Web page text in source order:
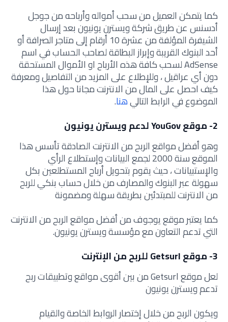
كما يتمكن العميل من سحب أمواله وأرباحه من جوجل
أدسنس عن طريق شركة ويسترن يونيون بعد إرسال
الشيفرة المؤلفة من عشرة 10 أرقام إلى متاجر الصرافة أو
أحد البنوك القريبة وإبراز البطاقة لصاحب الحساب في اسم
AdSense لسحب كافة هذه الأرباح او الأموال المستحقة
دون أي عراقيل ، وللإطلاع على المزيد من التفاصيل ومعرفة
كيف احصل على المال من الانترنت مجانا حول هذا
الموضوع في الرابط التاليهنا.
2- موقع YouGov لدعم ويسترن يونيون
وهو أفضل مواقع الربح من الانترنت الصادقة تأسس هذا
الموقع سنة 2000 لجمع البيانات وإستطلاع الرأي
والإستبيانات ، حيث يقوم بتحويل أرباح المستطلعين بكل
سهولة عبر البنوك والمصارف من خلال حساب بنكي للربح
من الانترنت للمبتدئين بطريقة سهلة ومضمونة
كما يعتبر موقع يوجوف من أفضل مواقع الربح من الانترنت
التي تدعم التعاون مع مؤسسة ويسترن يونيون.
3- موقع Getsurl للربح من الإنترنت
لعل موقع Getsurl من بين أقوى مواقع وتطبيقات ربح
تدعم ويسترن يونيون
ويكون الربح من خلال إختصار الروابط الخاصة والقيام